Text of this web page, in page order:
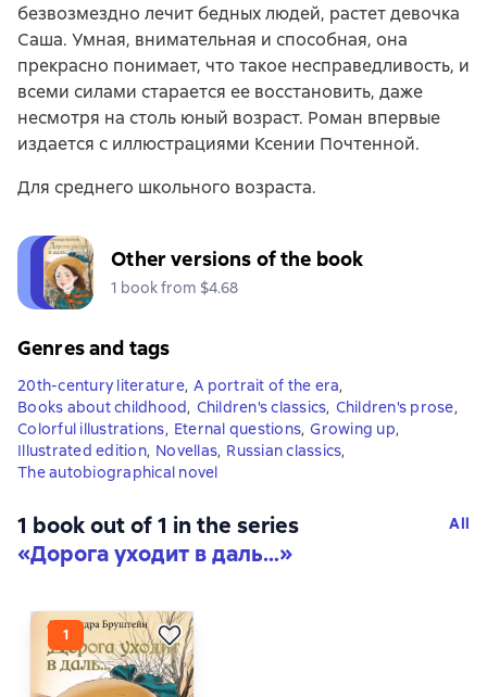
безвозмездно лечит бедных людей, растет девочка
Саша. Умная, внимательная и способная, она
прекрасно понимает, что такое несправедливость, и
всеми силами старается ее восстановить, даже
несмотря на столь юный возраст. Роман впервые
издается с иллюстрациями Ксении Почтенной.
Для среднего школьного возраста.
Other versions of the book
1 book from $4.68
Genres and tags
20th-century literature, A portrait of the era,
Books about childhood, Children's classics, Children's prose,
Colorful illustrations, Eternal questions, Growing up,
Illustrated edition, Novellas, Russian classics,
The autobiographical novel
1 book out of 1 in the series
«Дорога уходит в даль…»
All